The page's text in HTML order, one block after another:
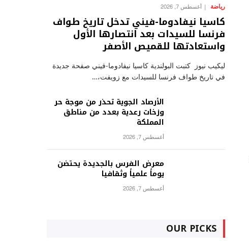
رياضة أغسطس 7, 2026
كاسيا نيفادوما-فيني تدخل تاريخ طواف
فرنسا للسيدات بعد انتصارها الأول
واستعادتها للقميص الأصفر
ليكيب نيوز كتبت البولندية كاسيا نيفادوما-فيني صفحة جديدة
في تاريخ طواف فرنسا للسيدات مع زويفت،…
الأرصاد الجوية تحذر من موجة حر
وزخات رعدية بعدد من مناطق
المملكة
أغسطس 7, 2026
معرض الفرس بالجديدة يحتضن
يوماً علمياً وثقافيا
أغسطس 7, 2026
OUR PICKS